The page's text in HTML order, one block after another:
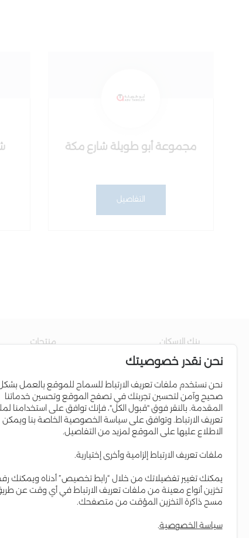
مجموعة أبو طويلة شارع مكة
التفاصيل
بنك الاسكان
عن البنك
مجلس الإدارة
إدارة البنك
علاقات المستثمرين
التواجد الإقليمي
المسؤولية الاجتماعية
العمل لدى البنك
منتجات
القروض السكنية
برامج الائتمان
البطاقات الإئتمانية
حساب مستقبلي
نحن نقدر خصوصيتك
نحن نستخدم ملفات تعريف الارتباط للسماح للموقع بالعمل
صحيح وآمن لتحسين تجربتك في تصفح الموقع وتحسين خدماتنا
المقدمة. بالنقر فوق "قبول الكل"، فإنك توافق على استخدامنا
تعريف الارتباط. وتوافق على سياسة الخصوصية الخاصة بنا ويمكن
الاطلاع عليها على الموقع لمزيد من التفاصيل.
ملفات تعريف الارتباط إلزامية وأخرى إختيارية.
يمكنك تغيير تفضيلاتك من خلال “رابط تخصيص” أدناه ويمكنك
تخزين أنواع معينة من ملفات تعريف الارتباط في أي وقت عن
مسح ذاكرة التخزين المؤقت من متصفحك.
سياسة الخصوصية.